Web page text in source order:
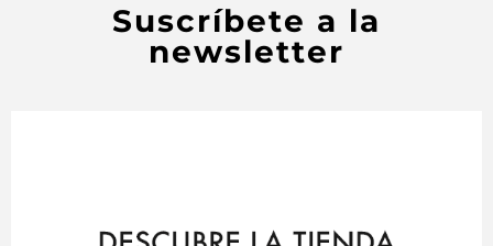
Suscríbete a la
newsletter